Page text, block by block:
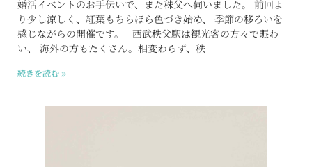
婚活イベントのお手伝いで、また秼父へ伺いました。 前回よ
り少し涼しく、紅葉もちらほら色づき始め、 季節の移ろいを
感じながらの開催です。 西武秩父駅は観光客の方々で賑わ
い、 海外の方もたくさん。相変わらず、秩
続きを読む »